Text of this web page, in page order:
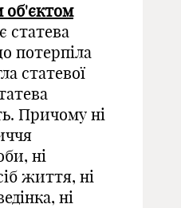
об'єктом
статева
потерпіла
статевої
Причому ні
ні
життя, ні
ні